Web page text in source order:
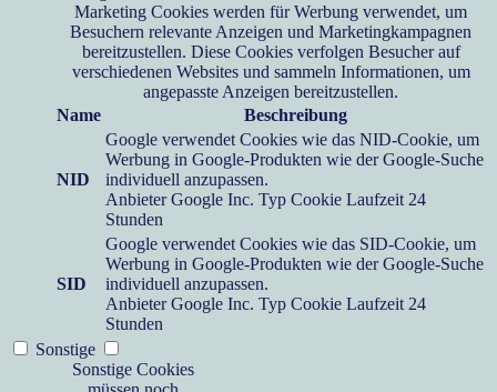
Marketing Cookies werden für Werbung verwendet, um
Besuchern relevante Anzeigen und Marketingkampagnen
bereitzustellen. Diese Cookies verfolgen Besucher auf
verschiedenen Websites und sammeln Informationen, um
angepasste Anzeigen bereitzustellen.
Name
Beschreibung
NID
Google verwendet Cookies wie das NID-Cookie, um
Werbung in Google-Produkten wie der Google-Suche
individuell anzupassen.
Anbieter Google Inc. Typ Cookie Laufzeit 24
Stunden
SID
Google verwendet Cookies wie das SID-Cookie, um
Werbung in Google-Produkten wie der Google-Suche
individuell anzupassen.
Anbieter Google Inc. Typ Cookie Laufzeit 24
Stunden
Sonstige
Sonstige Cookies